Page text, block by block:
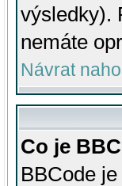
výsledky).
nemáte
Návrat
Co je
BBCode